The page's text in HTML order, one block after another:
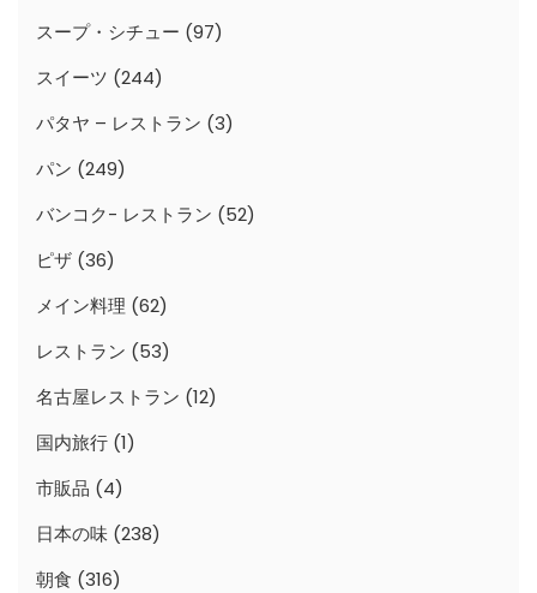
スープ・シチュー (97)
スイーツ (244)
パタヤ – レストラン (3)
パン (249)
バンコク- レストラン (52)
ピザ (36)
メイン料理 (62)
レストラン (53)
名古屋レストラン (12)
国内旅行 (1)
市販品 (4)
日本の味 (238)
朝食 (316)